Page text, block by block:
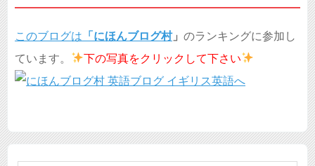
このブログは 「 にほんブログ村」 のランキングに参加し
ています。
下の写真をクリックして下さい
Search